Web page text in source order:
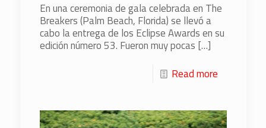
En una ceremonia de gala celebrada en The
Breakers (Palm Beach, Florida) se llevó a
cabo la entrega de los Eclipse Awards en su
edición número 53. Fueron muy pocas […]
Read more